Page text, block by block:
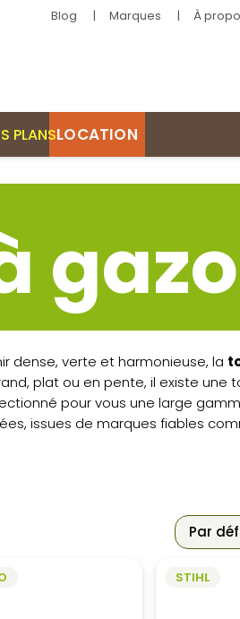
Blog Marques À
PLANSLOCATION
dense, verte et harmonieuse, la
plat ou en pente, il existe une
pour vous une large
issues de marques fiables
STIHL